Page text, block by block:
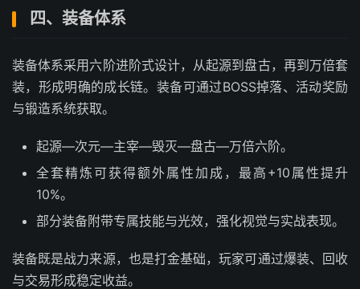
四、装备体系
装备体系采用六阶进阶式设计，从起源到盘古，再到万倍套
装，形成明确的成长链。装备可通过BOSS掉落、活动奖励
与锻造系统获取。
起源—次元—主宰—毁灭—盘古—万倍六阶。
全套精炼可获得额外属性加成，最高+10属性提升
10%。
部分装备附带专属技能与光效，强化视觉与实战表现。
装备既是战力来源，也是打金基础，玩家可通过爆装、回收
与交易形成稳定收益。